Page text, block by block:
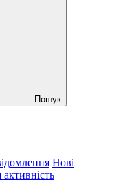
Пошук
Нові